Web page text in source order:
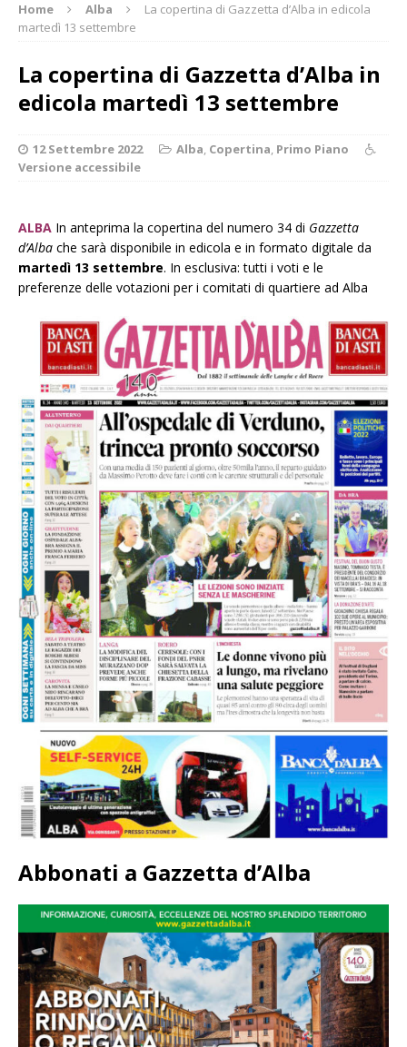
Home Alba
La copertina di Gazzetta d’Alba in edicola
martedì 13 settembre
La copertina di Gazzetta d’Alba in
edicola martedì 13 settembre
12 Settembre 2022 Alba, Copertina, Primo Piano
Versione accessibile
ALBA In anteprima la copertina del numero 34 di Gazzetta
d’Alba che sarà disponibile in edicola e in formato digitale da
martedì 13 settembre. In esclusiva: tutti i voti e le
preferenze delle votazioni per i comitati di quartiere ad Alba
Abbonati a Gazzetta d’Alba